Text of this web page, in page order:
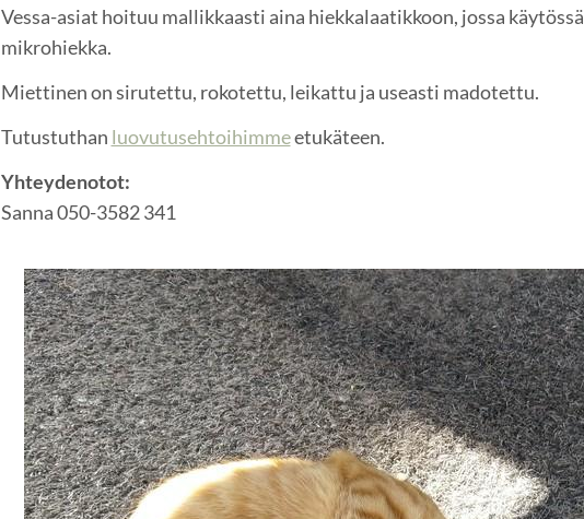
Vessa-asiat hoituu mallikkaasti aina hiekkalaatikkoon, jossa käytössä
mikrohiekka.
Miettinen on sirutettu, rokotettu, leikattu ja useasti madotettu.
Tutustuthan luovutusehtoihimmeetukäteen.
Yhteydenotot:
Sanna 050-3582 341